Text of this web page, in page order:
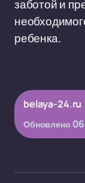
заботой и
ребенка.
belaya-24.ru
Обновлено